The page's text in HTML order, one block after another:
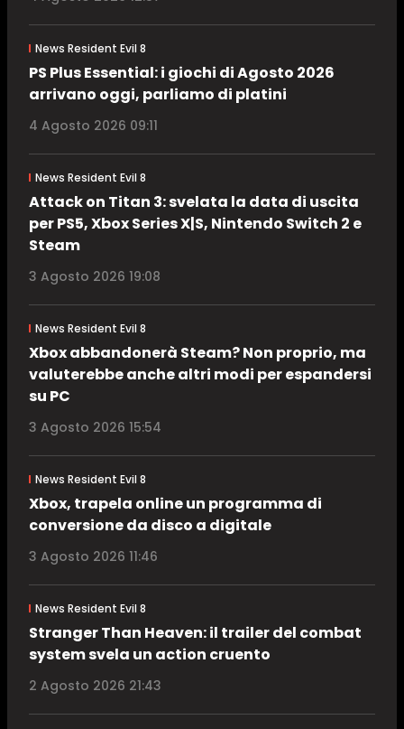
News Resident Evil 8
PS Plus Essential: i giochi di Agosto 2026
arrivano oggi, parliamo di platini
4 Agosto 2026 09:11
News Resident Evil 8
Attack on Titan 3: svelata la data di uscita
per PS5, Xbox Series X|S, Nintendo Switch 2 e
Steam
3 Agosto 2026 19:08
News Resident Evil 8
Xbox abbandonerà Steam? Non proprio, ma
valuterebbe anche altri modi per espandersi
su PC
3 Agosto 2026 15:54
News Resident Evil 8
Xbox, trapela online un programma di
conversione da disco a digitale
3 Agosto 2026 11:46
News Resident Evil 8
Stranger Than Heaven: il trailer del combat
system svela un action cruento
2 Agosto 2026 21:43